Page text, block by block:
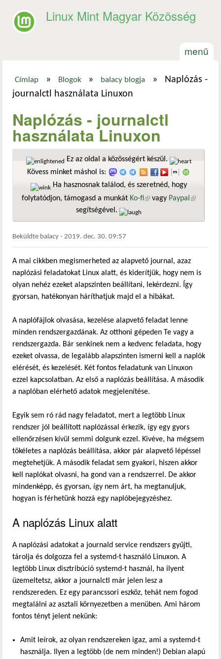
Linux Mint Magyar Közösség
menü
Jelenlegi hely
Címlap » Blogok » balacy blogja »
Naplózás -
journalctl használata Linuxon
Naplózás - journalctl
használata Linuxon
Ez az oldal a közösségért készül.
Kövess minket máshol is:
Ha hasznosnak találod, és szeretnéd, hogy
folytatódjon, támogasd a munkát Ko-fi(külső hivatkozás)
vagy Paypal
segítségével.
Beküldte balacy - 2019. dec. 30. 09:57
A mai cikkben megismerheted az alapvető journal, azaz
naplózási feladatokat Linux alatt, és kiderítjük, hogy nem is
olyan nehéz ezeket alapszinten beállítani, lekérdezni. Így
gyorsan, hatékonyan háríthatjuk majd el a hibákat.
A naplófájlok olvasása, kezelése alapvető feladat lenne
minden rendszergazdának. Az otthoni gépeden Te vagy a
rendszergazda. Bár senkinek nem a kedvenc feladata, hogy
ezeket olvassa, de legalább alapszinten ismerni kell a naplók
elérését, és kezelését. Két fontos feladatunk van Linuxon
ezzel kapcsolatban. Az első a naplózás beállítása. A második
a naplóban elérhető adatok megjelenítése.
Egyik sem ró rád nagy feladatot, mert a legtöbb Linux
rendszer jól beállított naplózással érkezik, így egy gyors
ellenőrzésen kívül semmi dolgunk ezzel. Kivéve, ha mégsem
tökéletes a naplózás beállítása, akkor pár alapvető lépéssel
megtehetjük. A második feladat sem gyakori, hiszen akkor
kell naplókat olvasni, ha gond van a rendszerrel. De akkor
mindenképp, és gyorsan, így nem árt, ha megtanuljuk,
hogyan is férhetünk hozzá egy naplóbejegyzéshez.
A naplózás Linux alatt
A naplózási adatokat a journald service rendszers gyűjti,
tárolja és dolgozza fel a systemd-t használó Linuxon. A
legtöbb Linux disztribúció systemd-t használ, ha ilyent
üzemeltetsz, akkor a journalctl már jelen lesz a
rendszereden. Ez egy parancssori eszköz, tehát nem fogod
megtalálni az asztali környezetben a menüben. Ami három
fontos tényt jelent nekünk:
Amit leírok, az olyan rendszereken igaz, ami a systemd-t
használja. Ilyen a legtöbb (de nem minden!) Debian alapú